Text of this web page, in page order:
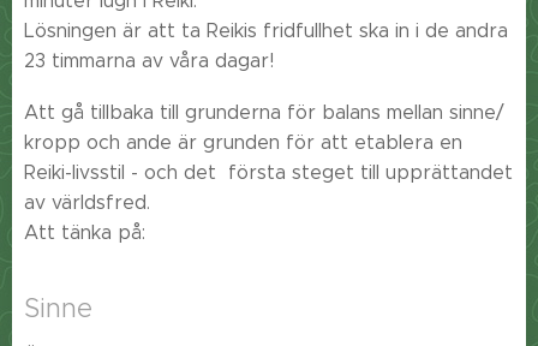
Lösningen är att ta Reikis fridfullhet ska in i de andra
23 timmarna av våra dagar!
Att gå tillbaka till grunderna för balans mellan sinne/
kropp och ande är grunden för att etablera en
Reiki-livsstil - och det första steget till upprättandet
av världsfred.
Att tänka på:
Sinne